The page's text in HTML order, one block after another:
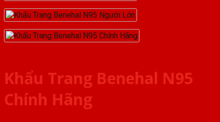
Khẩu Trang Benehal N95
Chính Hãng